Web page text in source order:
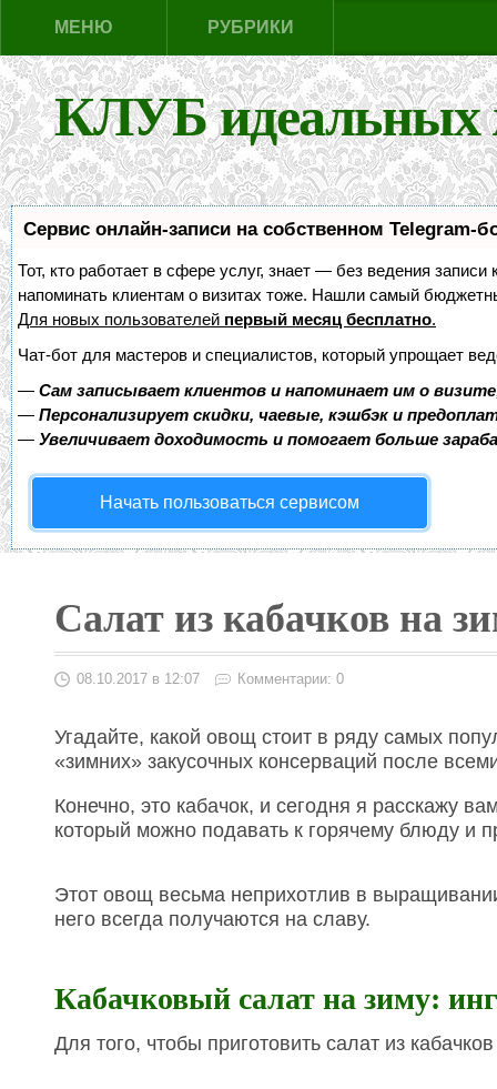
МЕНЮ РУБРИКИ
КЛУБ идеальных
Сервис онлайн-записи на собственном Telegram-
Тот, кто работает в сфере услуг, знает — без ведения
напоминать клиентам о визитах тоже. Нашли самый
Для новых пользователей первый месяц бесплатно.
Чат-бот для мастеров и специалистов, который упрощает
— Сам записывает клиентов и напоминает им о
— Персонализирует скидки, чаевые, кэшбэк и
— Увеличивает доходимость и помогает больше
Начать пользоваться сервисом
Салат из кабачков на
08.10.2017 в 12:07 Комментарии: 0
Угадайте, какой овощ стоит в ряду самых
«зимних» закусочных консерваций после
Конечно, это кабачок, и сегодня я расскажу
который можно подавать к горячему блюду и
Этот овощ весьма неприхотлив в
него всегда получаются на славу.
Кабачковый салат на зиму:
Для того, чтобы приготовить салат из